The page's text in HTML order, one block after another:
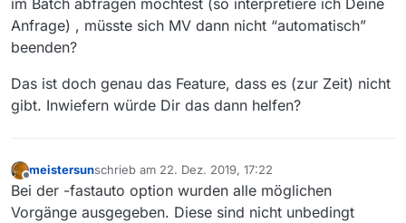
ausgeführt, 1 = Fehler. Der Hintergrund ist, dass
ich immer noch nicht mit der Möglichkeit der
abgeschafft wurde. Mein neuer Ansatz ist mit
Autoit oder Batch die MediathekView.exe
aufzurufen und wenn die Downloads beendet sind
inkonsistent wird, oder ist das kein Problem?
Ansonsten bitte ich diesen Beitrag in die
Ideensammlung aufzunehmen.
Anfrage) , müsste sich MV dann nicht “automatisch”
beenden?
Das ist doch genau das Feature, dass es (zur Zeit) nicht
gibt. Inwiefern würde Dir das dann helfen?
Offline
meistersunschrieb am 22. Dez. 2019, 17:22
zuletzt editiert von
Bei der -fastauto option wurden alle möglichen
Vorgänge ausgegeben. Diese sind nicht unbedingt